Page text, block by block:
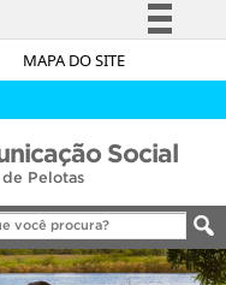
MAPA DO SITE
Simplifique!
à informação
Legislação
Canais
Social
Pelotas